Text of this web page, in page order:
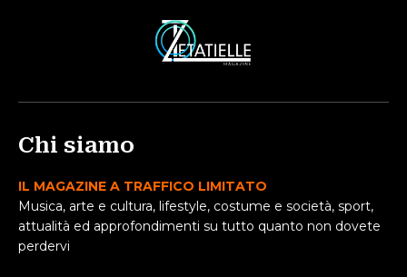
Chi siamo
IL MAGAZINE A TRAFFICO LIMITATO
Musica, arte e cultura, lifestyle, costume e società, sport,
attualità ed approfondimenti su tutto quanto non dovete
perdervi